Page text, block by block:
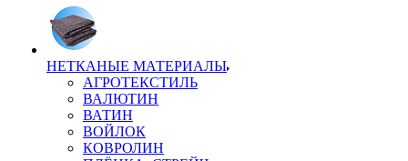
НЕТКАНЫЕ МАТЕРИАЛЫ
АГРОТЕКСТИЛЬ
ВАЛЮТИН
ВАТИН
ВОЙЛОК
КОВРОЛИН